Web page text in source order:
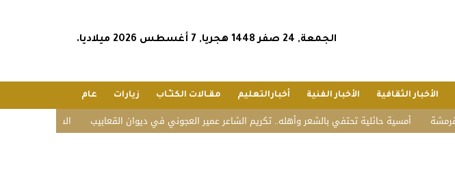
الجمعة, 24 صفر 1448 هجريا, 7 أغسطس 2026 ميلاديا.
الأخبار الثقافية الأخبار الفنية أخبارالتعليم مقـالات الكتـّـاب زيارات عام
الشؤون الإسلامية أمسية حائلية تحتفي بالشعر وأهله.. تكريم الشاعر عمير العجوني في ديوان القعابيب